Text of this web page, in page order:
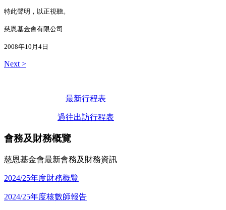
特此聲明，以正視聽。
慈恩基金會有限公司
2008年10月4日
Next >
最新行程表
過往出訪行程表
會務及財務概覽
慈恩基金會最新會務及財務資訊
2024/25年度財務概覽
2024/25年度核數師報告